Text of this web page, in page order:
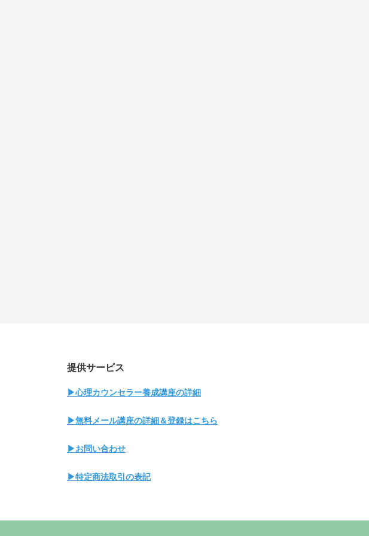
提供サービス
▶心理カウンセラー養成講座の詳細
▶無料メール講座の詳細＆登録はこちら
▶お問い合わせ
▶特定商法取引の表記